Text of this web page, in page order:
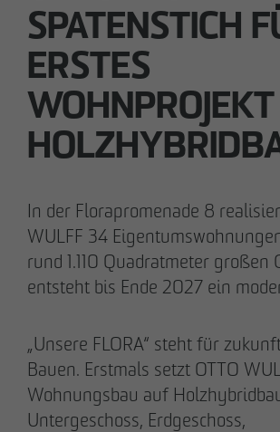
SPATENSTICH
ERSTES
In der Florapromenade 8
WULFF 34
rund 1.110 Quadratmeter großen
entsteht bis Ende 2027 ein
„Unsere FLORA“ steht für
Bauen. Erstmals setzt OTTO
Wohnungsbau auf
Untergeschoss, Erdgeschoss,
Downloads
Impressum
Datenschutz
28.05.2026
Urbanes Wohnen in Lindenau:
neue Eigentumswohnungen im
Westen